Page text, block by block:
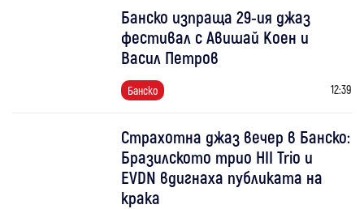
Банско изпраща 29-ия джаз
фестивал с Авишай Коен и
Васил Петров
Банско 12:39
Страхотна джаз вечер в Банско:
Бразилското трио HII Trio и
EVDN вдигнаха публиката на
крака